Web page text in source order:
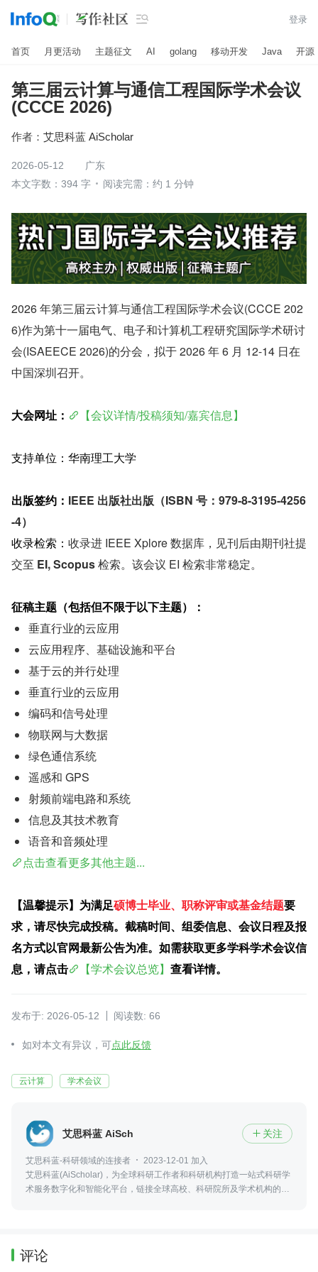
 登录
首页 月更活动 主题征文 AI golang 移动开发 Java 开源
第三届云计算与通信工程国际学术会议
(CCCE 2026)
作者： 艾思科蓝 AiScholar
2026-05-12
广东
本文字数：394 字
阅读完需：约 1 分钟
2026 年第三届云计算与通信工程国际学术会议(CCCE 202
6)作为第十一届电气、电子和计算机工程研究国际学术研讨
会(ISAEECE 2026)的分会，拟于 2026 年 6 月 12-14 日在
中国深圳召开。
大会网址： 【会议详情/投稿须知/嘉宾信息】
支持单位：华南理工大学
出版签约： IEEE 出版社出版（ISBN 号：979-8-3195-4256
-4）
收录检索： 收录进 IEEE Xplore 数据库，见刊后由期刊社提
交至 EI, Scopus 检索。该会议 EI 检索非常稳定。
征稿主题（包括但不限于以下主题）：
垂直行业的云应用
云应用程序、基础设施和平台
基于云的并行处理
垂直行业的云应用
编码和信号处理
物联网与大数据
绿色通信系统
遥感和 GPS
射频前端电路和系统
信息及其技术教育
语音和音频处理
点击查看更多其他主题...
【温馨提示】为满足硕博士毕业、职称评审或基金结题要
求，请尽快完成投稿。截稿时间、组委信息、会议日程及报
名方式以官网最新公告为准。如需获取更多学科学术会议信
息，请点击
【学术会议总览】 查看详情。
发布于: 2026-05-12 阅读数: 66
如对本文有异议，可点此反馈
云计算 学术会议
艾思科蓝 AiScholar  关注
艾思科蓝-科研领域的连接者
2023-12-01 加入
艾思科蓝(AiScholar)，为全球科研工作者和科研机构打造一站式科研学
术服务数字化和智能化平台，链接全球高校、科研院所及学术机构的优
评论